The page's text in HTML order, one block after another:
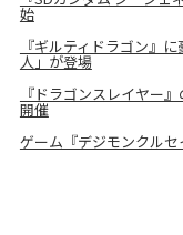
始
『ギルティドラゴン』
人」が登場
『ドラゴンスレイヤー
開催
ゲーム『デジモンクル